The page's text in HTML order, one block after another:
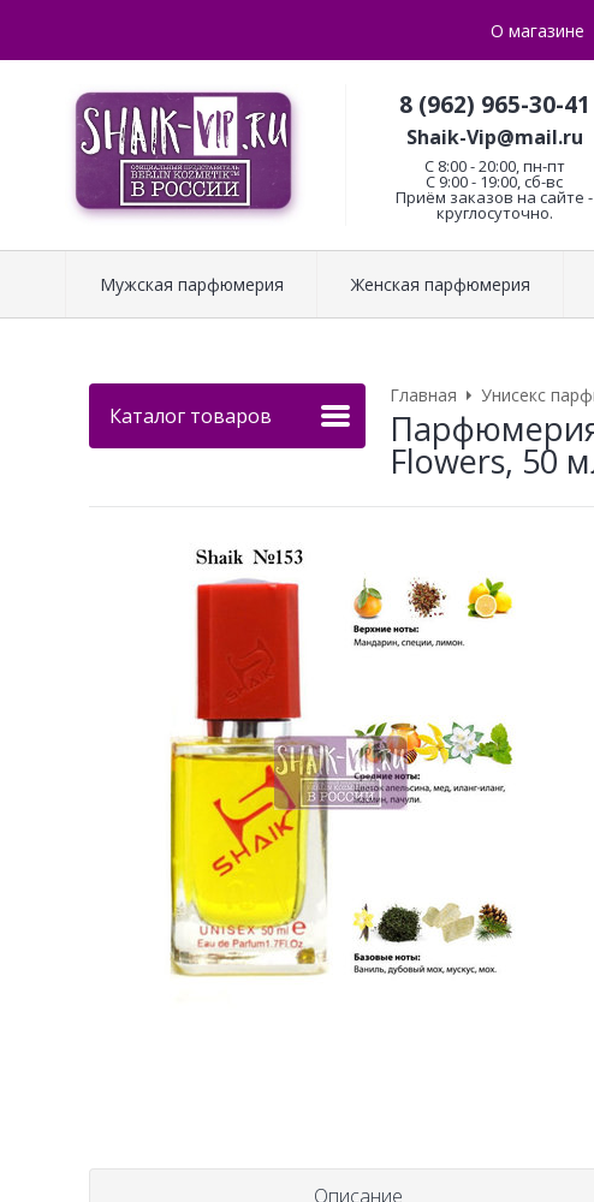
О магазине
8 (962) 965-30-41
Shaik-Vip@mail.ru
C 8:00 - 20:00, пн-пт
С 9:00 - 19:00, сб-вс
Приём заказов на сайте -
круглосуточно.
Мужская парфюмерия Женская парфюмерия
Каталог товаров
Главная Унисекс
Flowers, 50
Описание